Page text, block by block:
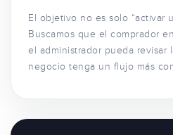
El objetivo no es solo “activar
Buscamos que el comprador
el administrador pueda revisar
negocio tenga un flujo más